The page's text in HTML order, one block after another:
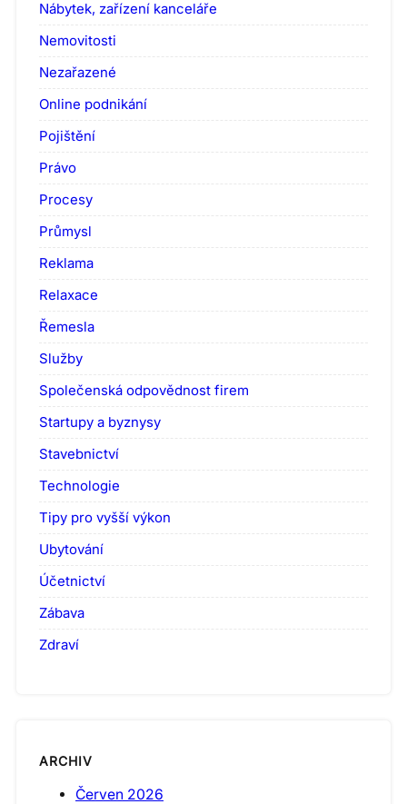
Nábytek, zařízení kanceláře
Nemovitosti
Nezařazené
Online podnikání
Pojištění
Právo
Procesy
Průmysl
Reklama
Relaxace
Řemesla
Služby
Společenská odpovědnost firem
Startupy a byznysy
Stavebnictví
Technologie
Tipy pro vyšší výkon
Ubytování
Účetnictví
Zábava
Zdraví
ARCHIV
Červen 2026